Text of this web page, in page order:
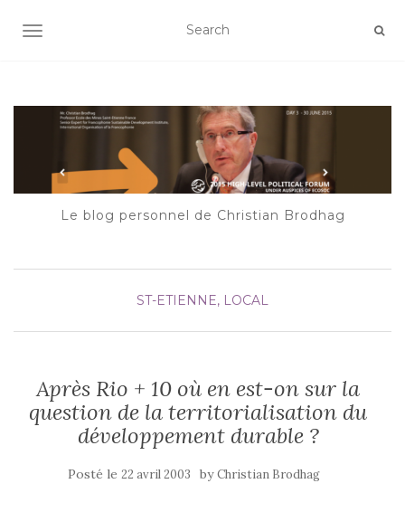
AFFICHER/MASQUER LA NAVIGATION
Le blog personnel de Christian Brodhag
ST-ETIENNE, LOCAL
Après Rio + 10 où en est-on sur la
question de la territorialisation du
développement durable ?
Posté le 22 avril 2003 byChristian Brodhag